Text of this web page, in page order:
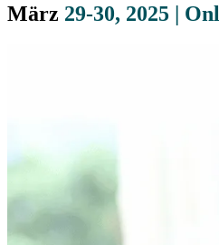
März 29-30, 2025 |